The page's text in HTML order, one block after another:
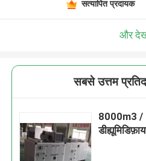
सत्यापित प्रदायक
और
सबसे उत्तम
8000m3 /